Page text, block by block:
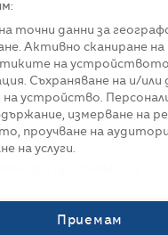
точни данни за
Активно сканиране на
на
Съхраняване на и/или
устройство.
измерване на
проучване на
на услуги.
Приемам